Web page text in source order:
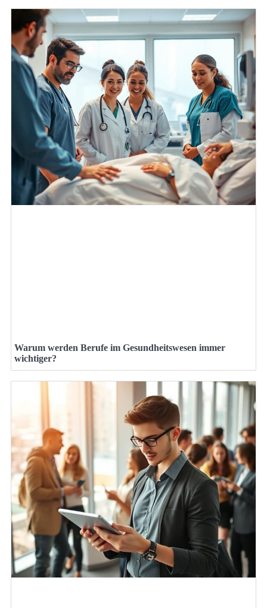
Warum werden Berufe im Gesundheitswesen immer
wichtiger?